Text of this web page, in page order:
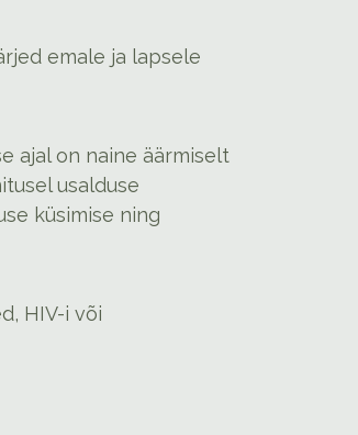
emale ja lapsele
ajal on naine äärmiselt
usalduse
küsimise ning
HIV-i või